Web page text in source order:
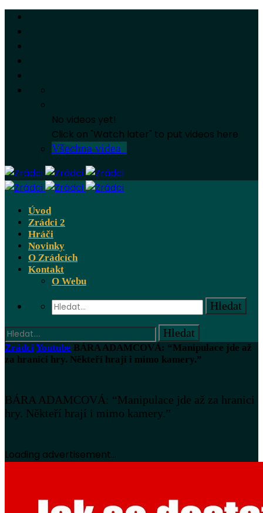
No videos yet!
Click on "Watch later" to put videos here
Všechna videa
Úvod
Zrádci 2
Hráči
Novinky
O Zrádcích
Kontakt
O Webu
ZrádciYoutube BÁRA ADAMCOVÁ: “Manipulace jde až
za hranici hry. Někteří hrají i mimo kamery.”
BÁRA ADAMCOVÁ: “Manipulace jde až za hranici
hry. Někteří hrají i mimo kamery.”
Loading advertisement...